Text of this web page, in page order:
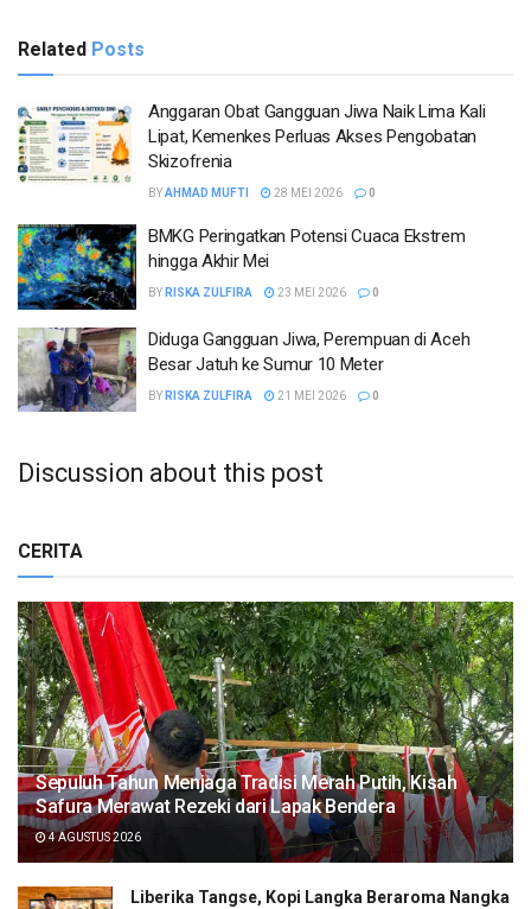
Related Posts
Anggaran Obat Gangguan Jiwa Naik Lima Kali
Lipat, Kemenkes Perluas Akses Pengobatan
Skizofrenia
BYAHMAD MUFTI 28 MEI 2026 0
BMKG Peringatkan Potensi Cuaca Ekstrem
hingga Akhir Mei
BY RISKA ZULFIRA 23 MEI 2026 0
Diduga Gangguan Jiwa, Perempuan di Aceh
Besar Jatuh ke Sumur 10 Meter
BY RISKA ZULFIRA 21 MEI 2026 0
Discussion about this post
CERITA
Sepuluh Tahun Menjaga Tradisi Merah Putih, Kisah
Safura Merawat Rezeki dari Lapak Bendera
4 AGUSTUS 2026
Liberika Tangse, Kopi Langka Beraroma Nangka